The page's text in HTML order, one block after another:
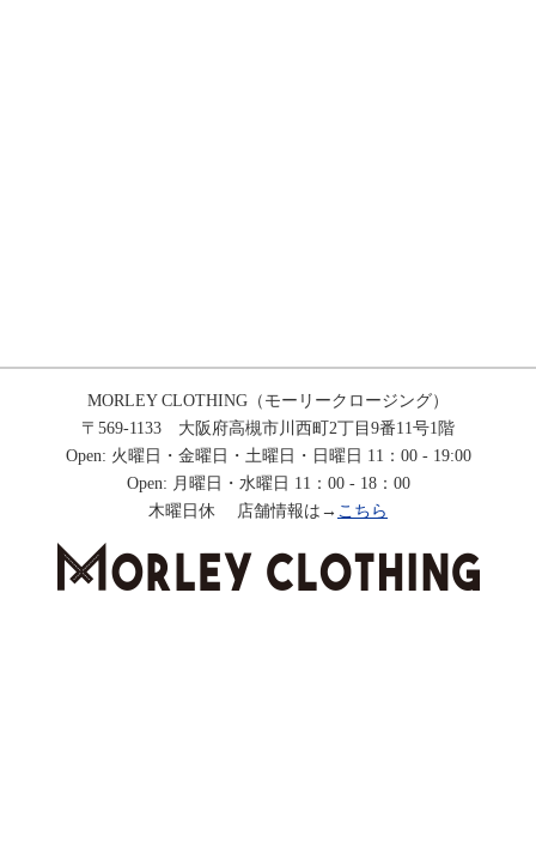
MORLEY CLOTHING（モーリークロージング）
〒569-1133 大阪府高槻市川西町2丁目9番11号1階
Open: 火曜日・金曜日・土曜日・日曜日 11：00 - 19:00
Open: 月曜日・水曜日 11：00 - 18：00
木曜日休 店舗情報は→ こちら